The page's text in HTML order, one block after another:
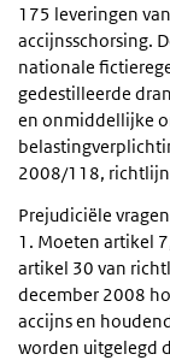
175 leveringen
accijnsschorsing.
nationale
gedestilleerde
en onmiddellijke
2008/118,
Prejudiciële
1. Moeten artikel
artikel 30 van
december 2008
accijns en
worden uitgelegd